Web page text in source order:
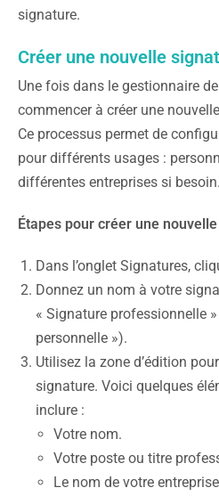
signature.
Créer une nouvelle
Une fois dans le gestionnaire
commencer à créer une
Ce processus permet de
pour différents usages :
différentes entreprises si besoin.
Étapes pour créer une
Dans l’onglet Signatures,
Donnez un nom à votre
« Signature professionnelle
personnelle »).
Utilisez la zone d’édition
signature. Voici quelques
inclure :
Votre nom.
Votre poste ou titre
Le nom de votre